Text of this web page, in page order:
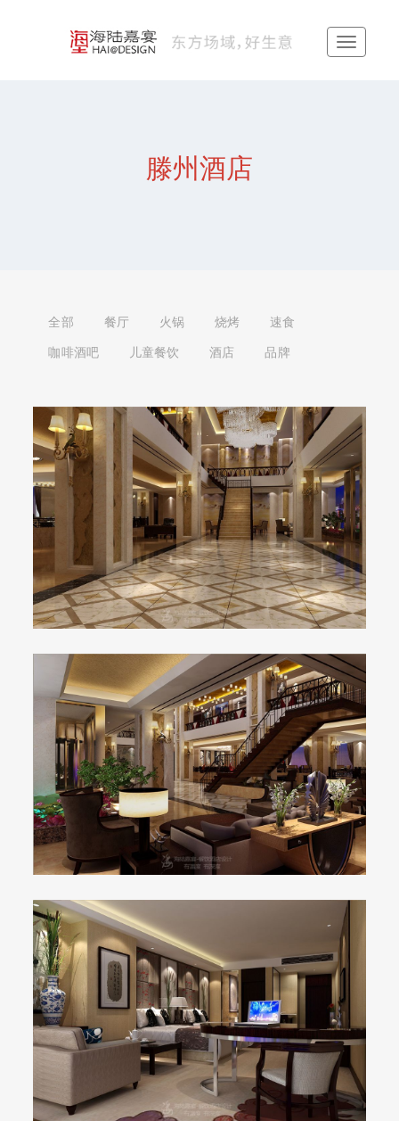
滕州酒店
全部 餐厅 火锅 烧烤
速食
咖啡酒吧
儿童餐饮 酒店 品牌